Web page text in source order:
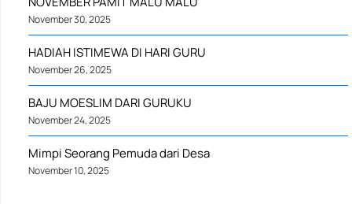
November 30, 2025
HADIAH ISTIMEWA DI HARI GURU
November 26, 2025
BAJU MOESLIM DARI GURUKU
November 24, 2025
Mimpi Seorang Pemuda dari Desa
November 10, 2025